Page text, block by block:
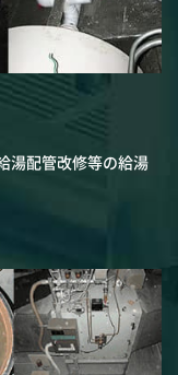
湯配管改修等の給湯